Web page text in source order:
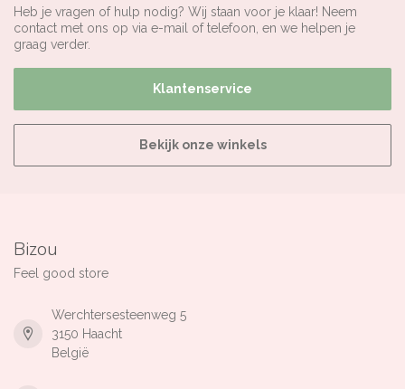
Heb je vragen of hulp nodig? Wij staan voor je klaar! Neem
contact met ons op via e-mail of telefoon, en we helpen je
graag verder.
Klantenservice
Bekijk onze winkels
Bizou
Feel good store
Werchtersesteenweg 5
3150 Haacht
België